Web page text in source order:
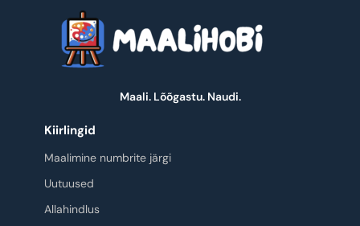
Maali. Lõõgastu. Naudi.
Kiirlingid
Maalimine numbrite järgi
Uutuused
Allahindlus